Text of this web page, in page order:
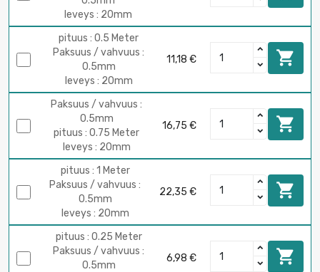
leveys : 20mm
pituus : 0.5 Meter
Paksuus / vahvuus :
0.5mm
leveys : 20mm
11,18 € 
Paksuus / vahvuus :
0.5mm
pituus : 0.75 Meter
leveys : 20mm
16,75 € 
pituus : 1 Meter
Paksuus / vahvuus :
0.5mm
leveys : 20mm
22,35 € 
pituus : 0.25 Meter
Paksuus / vahvuus :
0.5mm
6,98 € 